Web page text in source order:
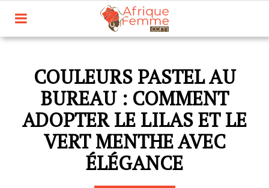
COULEURS PASTEL AU
BUREAU : COMMENT
ADOPTER LE LILAS ET LE
VERT MENTHE AVEC
ÉLÉGANCE